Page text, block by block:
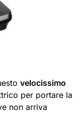
velocissimo
per portare la
non arriva